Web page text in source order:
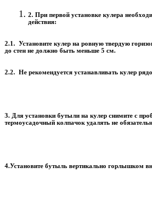
2. При первой установке кулера
действия:
2.1. Установите кулер на ровную твердую
до стен не должно быть меньше 5 см.
2.2. Не рекомендуется устанавливать кулер
3. Для установки бутыли на кулер снимите с
термоусадочный колпачок удалять не
4.Установите бутыль вертикально горлышком